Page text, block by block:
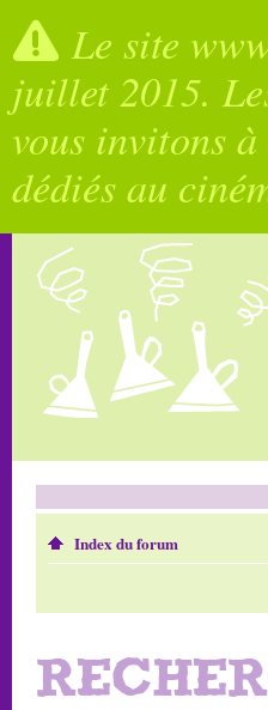
Le site
juillet 2015.
vous invitons
dédiés au
Index du forum